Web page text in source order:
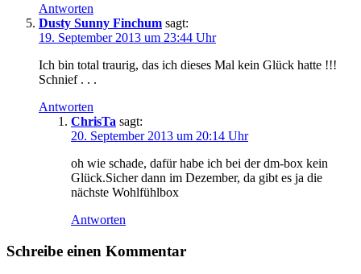
Antworten
Dusty Sunny Finchum sagt:
19. September 2013 um 23:44 Uhr
Ich bin total traurig, das ich dieses Mal kein Glück hatte !!!
Schnief . . .
Antworten
ChrisTa sagt:
20. September 2013 um 20:14 Uhr
oh wie schade, dafür habe ich bei der dm-box kein
Glück.Sicher dann im Dezember, da gibt es ja die
nächste Wohlfühlbox
Antworten
Schreibe einen Kommentar